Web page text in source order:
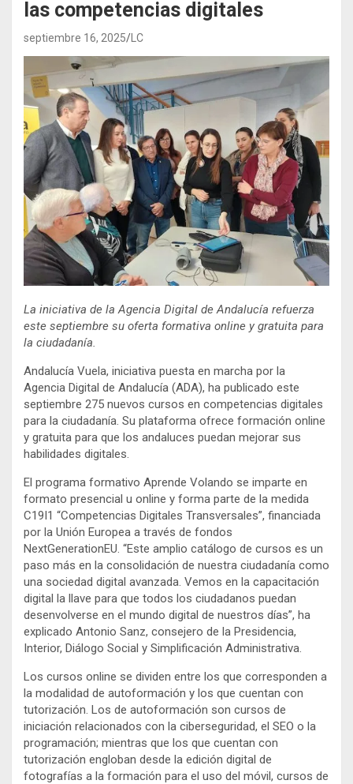
las competencias digitales
septiembre 16, 2025 LC
La iniciativa de la Agencia Digital de Andalucía refuerza
este septiembre su oferta formativa online y gratuita para
la ciudadanía.
Andalucía Vuela, iniciativa puesta en marcha por la
Agencia Digital de Andalucía (ADA), ha publicado este
septiembre 275 nuevos cursos en competencias digitales
para la ciudadanía. Su plataforma ofrece formación online
y gratuita para que los andaluces puedan mejorar sus
habilidades digitales.
El programa formativo Aprende Volando se imparte en
formato presencial u online y forma parte de la medida
C19I1 “Competencias Digitales Transversales”, financiada
por la Unión Europea a través de fondos
NextGenerationEU. “Este amplio catálogo de cursos es un
paso más en la consolidación de nuestra ciudadanía como
una sociedad digital avanzada. Vemos en la capacitación
digital la llave para que todos los ciudadanos puedan
desenvolverse en el mundo digital de nuestros días”, ha
explicado Antonio Sanz, consejero de la Presidencia,
Interior, Diálogo Social y Simplificación Administrativa.
Los cursos online se dividen entre los que corresponden a
la modalidad de autoformación y los que cuentan con
tutorización. Los de autoformación son cursos de
iniciación relacionados con la ciberseguridad, el SEO o la
programación; mientras que los que cuentan con
tutorización engloban desde la edición digital de
fotografías a la formación para el uso del móvil, cursos de